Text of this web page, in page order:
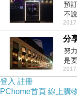
預
不
囉
努
是
囉
登入 註冊
PChome首頁 線上購